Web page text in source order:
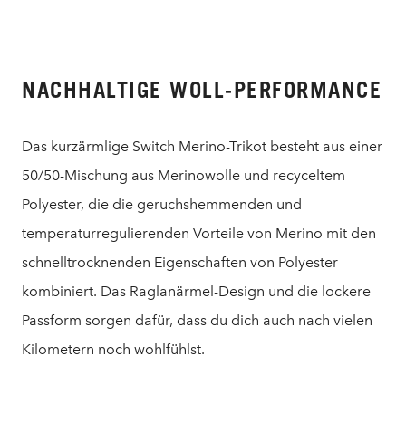
NACHHALTIGE WOLL-PERFORMANCE
Das kurzärmlige Switch Merino-Trikot besteht aus einer
50/50-Mischung aus Merinowolle und recyceltem
Polyester, die die geruchshemmenden und
temperaturregulierenden Vorteile von Merino mit den
schnelltrocknenden Eigenschaften von Polyester
kombiniert. Das Raglanärmel-Design und die lockere
Passform sorgen dafür, dass du dich auch nach vielen
Kilometern noch wohlfühlst.